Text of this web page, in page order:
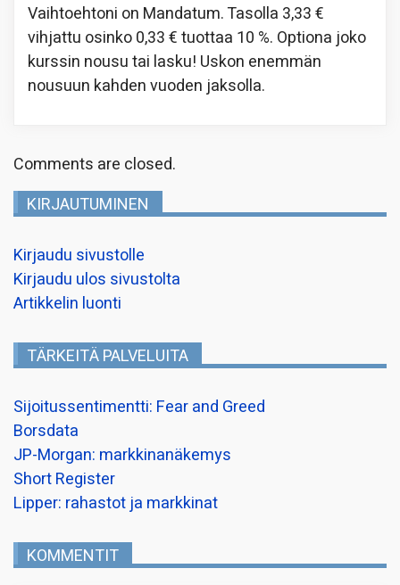
Vaihtoehtoni on Mandatum. Tasolla 3,33 €
vihjattu osinko 0,33 € tuottaa 10 %. Optiona joko
kurssin nousu tai lasku! Uskon enemmän
nousuun kahden vuoden jaksolla.
Comments are closed.
KIRJAUTUMINEN
Kirjaudu sivustolle
Kirjaudu ulos sivustolta
Artikkelin luonti
TÄRKEITÄ PALVELUITA
Sijoitussentimentti: Fear and Greed
Borsdata
JP-Morgan: markkinanäkemys
Short Register
Lipper: rahastot ja markkinat
KOMMENTIT